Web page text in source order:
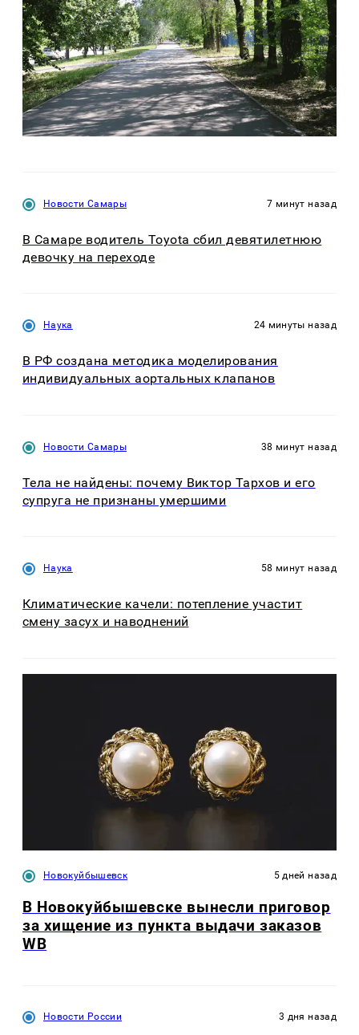
Новости Самары 7 минут назад
В Самаре водитель Toyota сбил девятилетнюю
девочку на переходе
Наука 24 минуты назад
В РФ создана методика моделирования
индивидуальных аортальных клапанов
Новости Самары 38 минут назад
Тела не найдены: почему Виктор Тархов и его
супруга не признаны умершими
Наука 58 минут назад
Климатические качели: потепление участит
смену засух и наводнений
Новокуйбышевск 5 дней назад
В Новокуйбышевске вынесли приговор
за хищение из пункта выдачи заказов
WB
Новости России 3 дня назад